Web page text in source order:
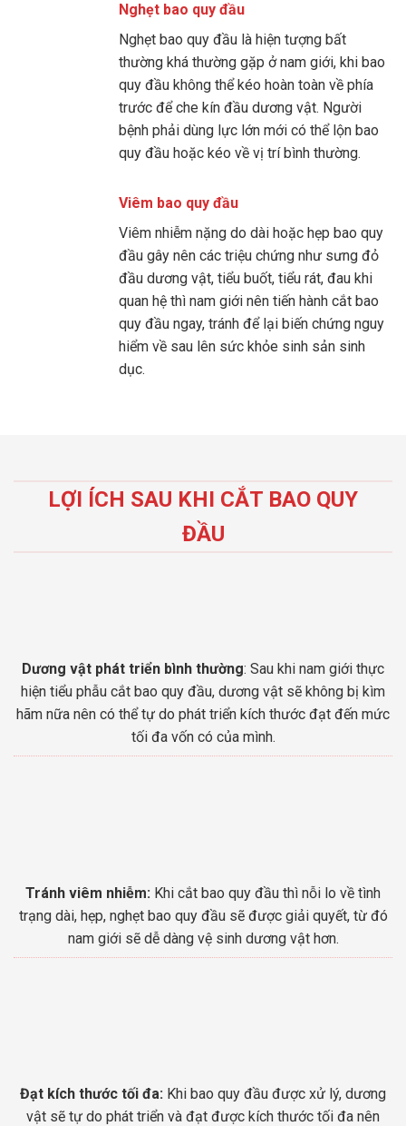
Nghẹt bao quy đầu
Nghẹt bao quy đầu là hiện tượng bất
thường khá thường gặp ở nam giới, khi bao
quy đầu không thể kéo hoàn toàn về phía
trước để che kín đầu dương vật. Người
bệnh phải dùng lực lớn mới có thể lộn bao
quy đầu hoặc kéo về vị trí bình thường.
Viêm bao quy đầu
Viêm nhiễm nặng do dài hoặc hẹp bao quy
đầu gây nên các triệu chứng như sưng đỏ
đầu dương vật, tiểu buốt, tiểu rát, đau khi
quan hệ thì nam giới nên tiến hành cắt bao
quy đầu ngay, tránh để lại biến chứng nguy
hiểm về sau lên sức khỏe sinh sản sinh
dục.
LỢI ÍCH SAU KHI CẮT BAO QUY
ĐẦU
Dương vật phát triển bình thường: Sau khi nam giới thực
hiện tiểu phẫu cắt bao quy đầu, dương vật sẽ không bị kìm
hãm nữa nên có thể tự do phát triển kích thước đạt đến mức
tối đa vốn có của mình.
Tránh viêm nhiễm: Khi cắt bao quy đầu thì nỗi lo về tình
trạng dài, hẹp, nghẹt bao quy đầu sẽ được giải quyết, từ đó
nam giới sẽ dễ dàng vệ sinh dương vật hơn.
Đạt kích thước tối đa: Khi bao quy đầu được xử lý, dương
vật sẽ tự do phát triển và đạt được kích thước tối đa nên